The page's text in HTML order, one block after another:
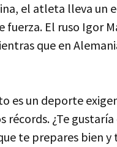
el atleta lleva un
El ruso Igor
que en
es un deporte
¿Te
te prepares bien y